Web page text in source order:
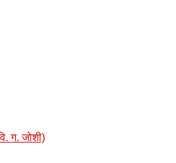
ग. जोशी)